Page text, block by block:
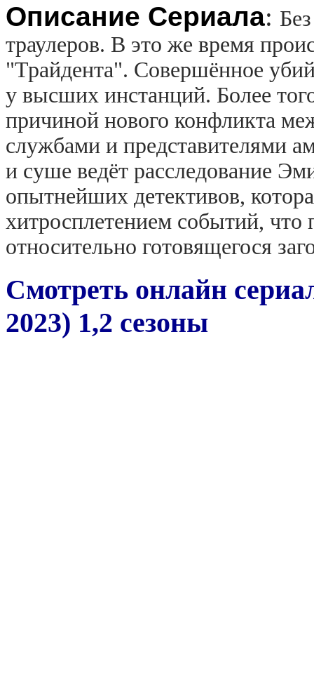
Описание Сериала:
траулеров. В это же время
"Трайдента". Совершённое
у высших инстанций. Более
причиной нового конфликта
службами и представителями
и суше ведёт расследование
опытнейших детективов,
хитросплетением событий, что
относительно готовящегося
Смотреть онлайн
2023) 1,2 сезоны